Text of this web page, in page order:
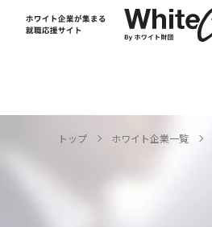
トップ ホワイト企業一覧